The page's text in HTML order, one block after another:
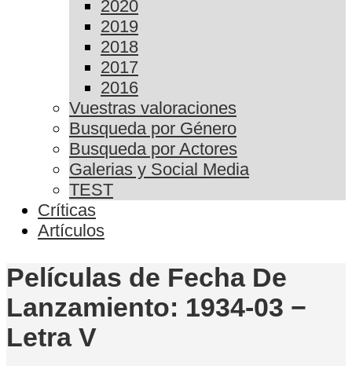
2020
2019
2018
2017
2016
Vuestras valoraciones
Busqueda por Género
Busqueda por Actores
Galerias y Social Media
TEST
Críticas
Artículos
Películas de Fecha De
Lanzamiento: 1934-03 −
Letra V